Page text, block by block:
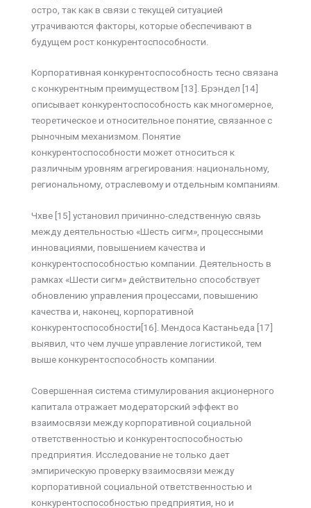
остро, так как в связи с текущей ситуацией
утрачиваются факторы, которые обеспечивают в
будущем рост конкурентоспособности.
Корпоративная конкурентоспособность тесно связана
с конкурентным преимуществом [13]. Брэндел [14]
описывает конкурентоспособность как многомерное,
теоретическое и относительное понятие, связанное с
рыночным механизмом. Понятие
конкурентоспособности может относиться к
различным уровням агрегирования: национальному,
региональному, отраслевому и отдельным компаниям.
Чхве [15] установил причинно-следственную связь
между деятельностью «Шесть сигм», процессными
инновациями, повышением качества и
конкурентоспособностью компании. Деятельность в
рамках «Шести сигм» действительно способствует
обновлению управления процессами, повышению
качества и, наконец, корпоративной
конкурентоспособности[16]. Мендоса Кастаньеда [17]
выявил, что чем лучше управление логистикой, тем
выше конкурентоспособность компании.
Совершенная система стимулирования акционерного
капитала отражает модераторский эффект во
взаимосвязи между корпоративной социальной
ответственностью и конкурентоспособностью
предприятия. Исследование не только дает
эмпирическую проверку взаимосвязи между
корпоративной социальной ответственностью и
конкурентоспособностью предприятия, но и